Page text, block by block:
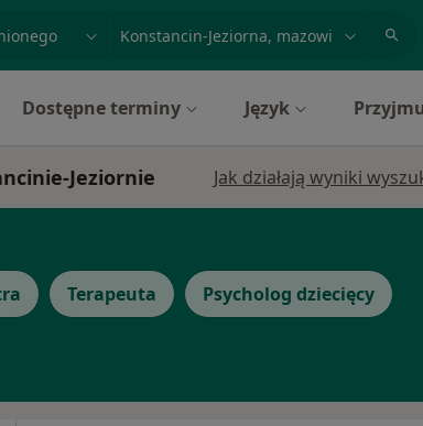
lub nazwisko
Dostępne terminy Język
Jeziornie Jak działają wyniki
Terapeuta Psycholog dziecięcy